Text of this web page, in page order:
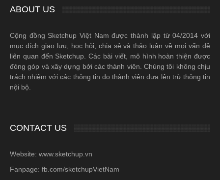
ABOUT US
Cộng đồng Sketchup Việt Nam được thành lập từ 04/2014 với
mục đích giao lưu, học hỏi, chia sẻ và thảo luận về mọi vấn đề
liên quan đến Sketchup. Các bài viết, mô hình hoàn thiện được
đóng góp và xây dựng bởi các thành viên. Chúng tôi không chịu
trách nhiệm với các thông tin do thành viên đưa lên trừ thông tin
nội bộ.
CONTACT US
Website: www.sketchup.vn
Fanpage: fb.com/sketchupVietNam